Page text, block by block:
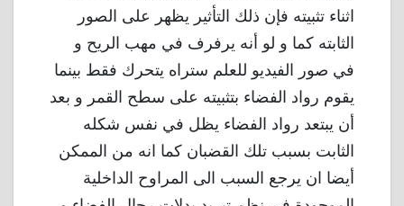
اثناء تثبيته فإن ذلك التأثير يظهر على الصور
الثابته كما و لو أنه يرفرف في مهب الريح و
في صور الفيديو للعلم ستراه يتحرك فقط بينما
يقوم رواد الفضاء بتثبيته على سطح القمر و بعد
أن يبتعد رواد الفضاء يظل في نفس شكله
الثابت بسبب تلك القضبان كما انه من الممكن
أيضا ان يرجع السبب الى المراوح الداخلية